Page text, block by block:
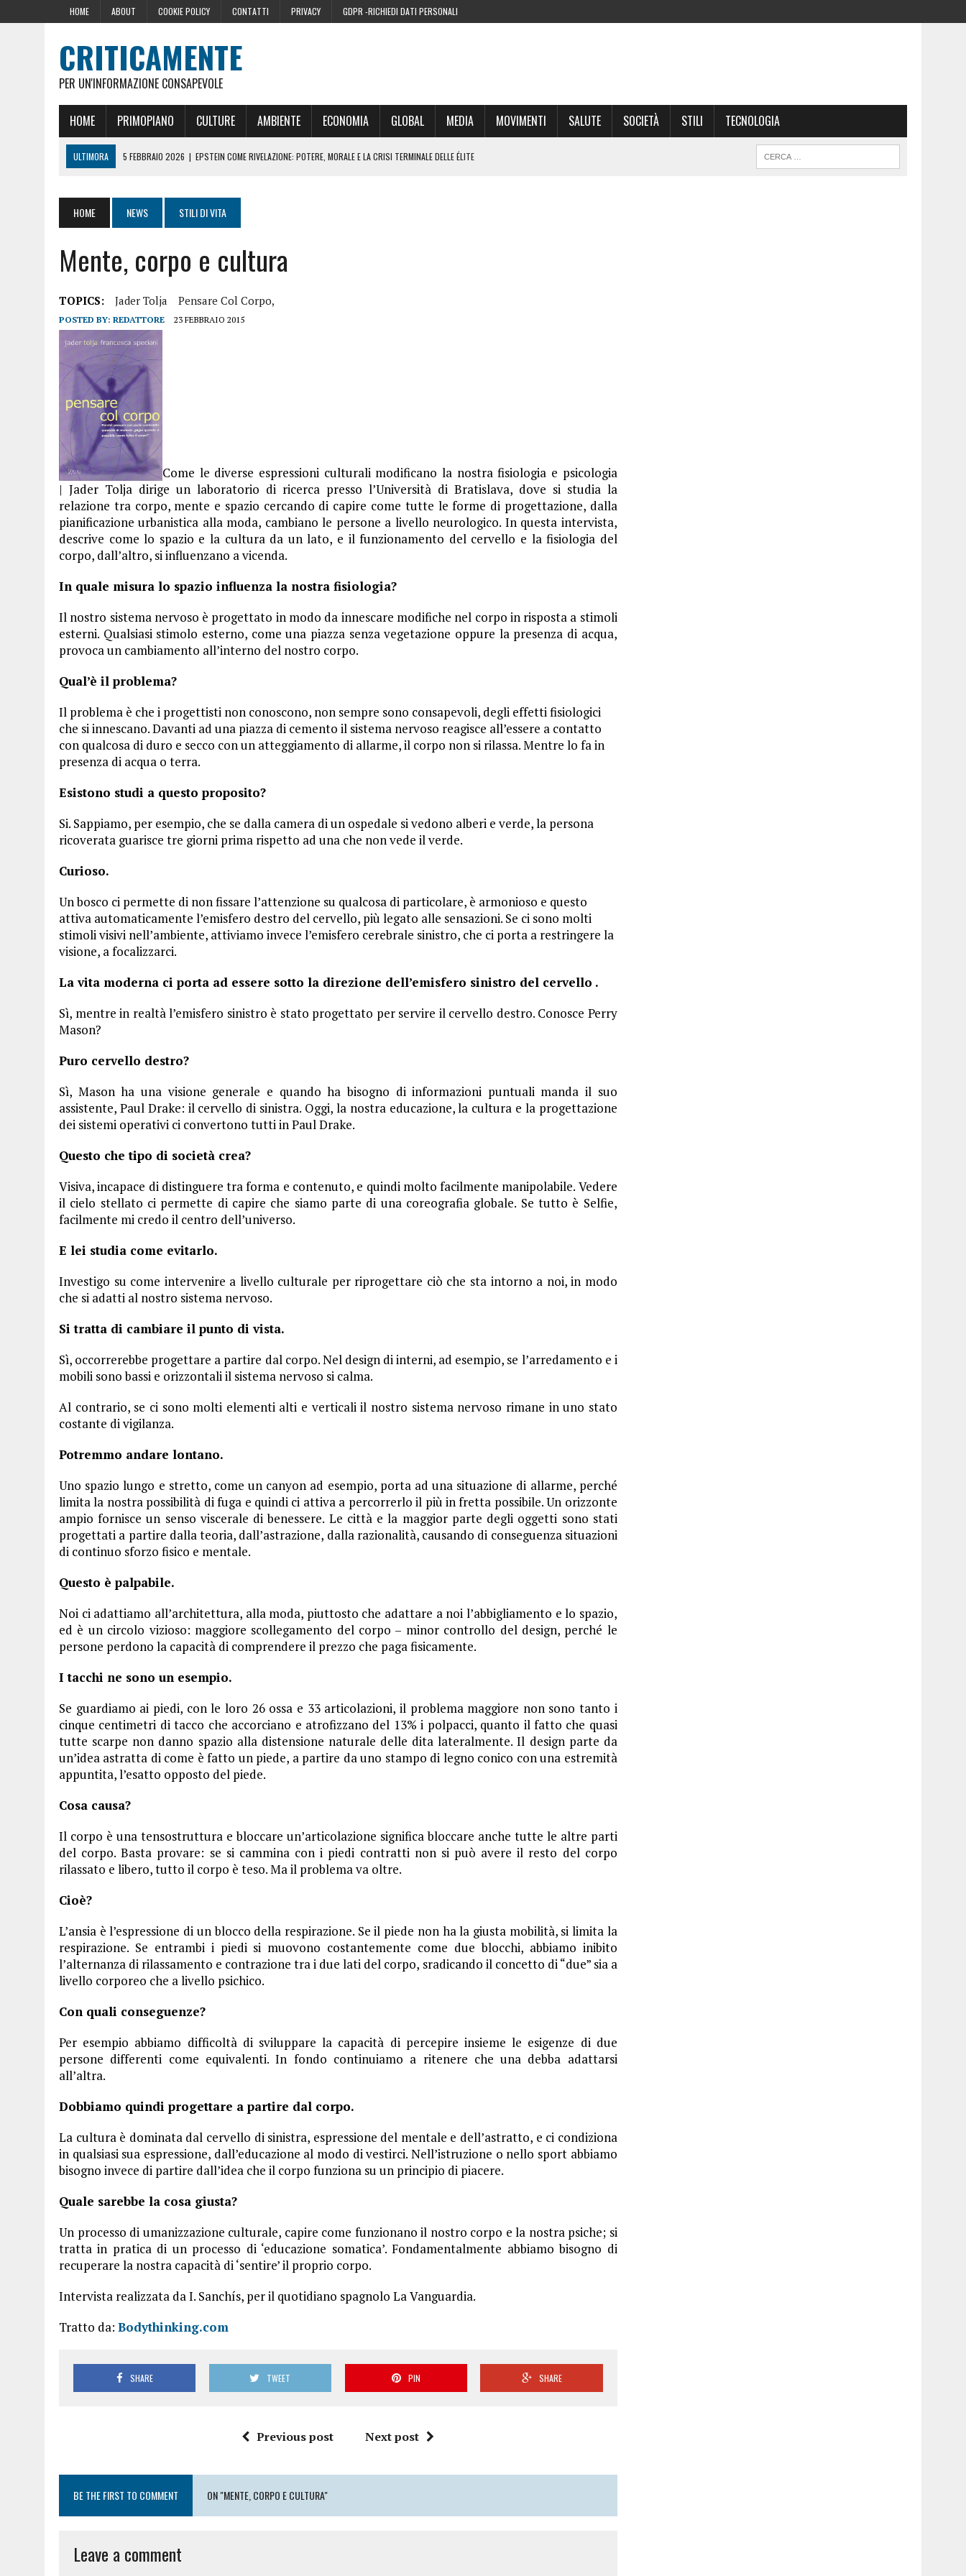
HOME ABOUT COOKIE POLICY CONTATTI PRIVACY GDPR -RICHIEDI DATI PERSONALI
CRITICAMENTE
PER UN'INFORMAZIONE CONSAPEVOLE
HOME PRIMOPIANO CULTURE AMBIENTE ECONOMIA GLOBAL MEDIA MOVIMENTI SALUTE SOCIETÀ STILI TECNOLOGIA
ULTIMORA 5 FEBBRAIO 2026 | EPSTEIN COME RIVELAZIONE: POTERE, MORALE E LA CRISI TERMINALE DELLE ÉLITE
29 AGOSTO 2024 | LE PRESSIONI DELLA CASA BIANCA PER LA CENSURA SUL WEB
22 GIUGNO 2026
SOPRA LE NOSTRE TESTE: PERCHÉ CHIAMARLE “SCIE DI CONDENSA” NEL 2026 È UNA MENZOGNA
HOME NEWS STILI DI VITA
Mente, corpo e cultura
TOPICS: Jader Tolja Pensare Col Corpo,
POSTED BY: REDATTORE 23 FEBBRAIO 2015
Come le diverse espressioni culturali modificano la nostra fisiologia e psicologia
| Jader Tolja dirige un laboratorio di ricerca presso l’Università di Bratislava, dove si studia la
relazione tra corpo, mente e spazio cercando di capire come tutte le forme di progettazione, dalla
pianificazione urbanistica alla moda, cambiano le persone a livello neurologico. In questa intervista,
descrive come lo spazio e la cultura da un lato, e il funzionamento del cervello e la fisiologia del
corpo, dall’altro, si influenzano a vicenda.
In quale misura lo spazio influenza la nostra fisiologia?
Il nostro sistema nervoso è progettato in modo da innescare modifiche nel corpo in risposta a stimoli
esterni. Qualsiasi stimolo esterno, come una piazza senza vegetazione oppure la presenza di acqua,
provoca un cambiamento all’interno del nostro corpo.
Qual’è il problema?
Il problema è che i progettisti non conoscono, non sempre sono consapevoli, degli effetti fisiologici
che si innescano. Davanti ad una piazza di cemento il sistema nervoso reagisce all’essere a contatto
con qualcosa di duro e secco con un atteggiamento di allarme, il corpo non si rilassa. Mentre lo fa in
presenza di acqua o terra.
Esistono studi a questo proposito?
Si. Sappiamo, per esempio, che se dalla camera di un ospedale si vedono alberi e verde, la persona
ricoverata guarisce tre giorni prima rispetto ad una che non vede il verde.
Curioso.
Un bosco ci permette di non fissare l’attenzione su qualcosa di particolare, è armonioso e questo
attiva automaticamente l’emisfero destro del cervello, più legato alle sensazioni. Se ci sono molti
stimoli visivi nell’ambiente, attiviamo invece l’emisfero cerebrale sinistro, che ci porta a restringere la
visione, a focalizzarci.
La vita moderna ci porta ad essere sotto la direzione dell’emisfero sinistro del cervello .
Sì, mentre in realtà l’emisfero sinistro è stato progettato per servire il cervello destro. Conosce Perry
Mason?
Puro cervello destro?
Sì, Mason ha una visione generale e quando ha bisogno di informazioni puntuali manda il suo
assistente, Paul Drake: il cervello di sinistra. Oggi, la nostra educazione, la cultura e la progettazione
dei sistemi operativi ci convertono tutti in Paul Drake.
Questo che tipo di società crea?
Visiva, incapace di distinguere tra forma e contenuto, e quindi molto facilmente manipolabile. Vedere
il cielo stellato ci permette di capire che siamo parte di una coreografia globale. Se tutto è Selfie,
facilmente mi credo il centro dell’universo.
E lei studia come evitarlo.
Investigo su come intervenire a livello culturale per riprogettare ciò che sta intorno a noi, in modo
che si adatti al nostro sistema nervoso.
Si tratta di cambiare il punto di vista.
Sì, occorrerebbe progettare a partire dal corpo. Nel design di interni, ad esempio, se l’arredamento e i
mobili sono bassi e orizzontali il sistema nervoso si calma.
Al contrario, se ci sono molti elementi alti e verticali il nostro sistema nervoso rimane in uno stato
costante di vigilanza.
Potremmo andare lontano.
Uno spazio lungo e stretto, come un canyon ad esempio, porta ad una situazione di allarme, perché
limita la nostra possibilità di fuga e quindi ci attiva a percorrerlo il più in fretta possibile. Un orizzonte
ampio fornisce un senso viscerale di benessere. Le città e la maggior parte degli oggetti sono stati
progettati a partire dalla teoria, dall’astrazione, dalla razionalità, causando di conseguenza situazioni
di continuo sforzo fisico e mentale.
Questo è palpabile.
Noi ci adattiamo all’architettura, alla moda, piuttosto che adattare a noi l’abbigliamento e lo spazio,
ed è un circolo vizioso: maggiore scollegamento del corpo – minor controllo del design, perché le
persone perdono la capacità di comprendere il prezzo che paga fisicamente.
I tacchi ne sono un esempio.
Se guardiamo ai piedi, con le loro 26 ossa e 33 articolazioni, il problema maggiore non sono tanto i
cinque centimetri di tacco che accorciano e atrofizzano del 13% i polpacci, quanto il fatto che quasi
tutte scarpe non danno spazio alla distensione naturale delle dita lateralmente. Il design parte da
un’idea astratta di come è fatto un piede, a partire da uno stampo di legno conico con una estremità
appuntita, l’esatto opposto del piede.
Cosa causa?
Il corpo è una tensostruttura e bloccare un’articolazione significa bloccare anche tutte le altre parti
del corpo. Basta provare: se si cammina con i piedi contratti non si può avere il resto del corpo
rilassato e libero, tutto il corpo è teso. Ma il problema va oltre.
Cioè?
L’ansia è l’espressione di un blocco della respirazione. Se il piede non ha la giusta mobilità, si limita la
respirazione. Se entrambi i piedi si muovono costantemente come due blocchi, abbiamo inibito
l’alternanza di rilassamento e contrazione tra i due lati del corpo, sradicando il concetto di “due” sia a
livello corporeo che a livello psichico.
Con quali conseguenze?
Per esempio abbiamo difficoltà di sviluppare la capacità di percepire insieme le esigenze di due
persone differenti come equivalenti. In fondo continuiamo a ritenere che una debba adattarsi
all’altra.
Dobbiamo quindi progettare a partire dal corpo.
La cultura è dominata dal cervello di sinistra, espressione del mentale e dell’astratto, e ci condiziona
in qualsiasi sua espressione, dall’educazione al modo di vestirci. Nell’istruzione o nello sport abbiamo
bisogno invece di partire dall’idea che il corpo funziona su un principio di piacere.
Quale sarebbe la cosa giusta?
Un processo di umanizzazione culturale, capire come funzionano il nostro corpo e la nostra psiche; si
tratta in pratica di un processo di ‘educazione somatica’. Fondamentalmente abbiamo bisogno di
recuperare la nostra capacità di ‘sentire’ il proprio corpo.
Intervista realizzata da I. Sanchís, per il quotidiano spagnolo La Vanguardia.
Tratto da: Bodythinking.com
SHARE TWEET PIN SHARE
Previous post Next post
BE THE FIRST TO COMMENT ON "MENTE, CORPO E CULTURA"
Leave a comment